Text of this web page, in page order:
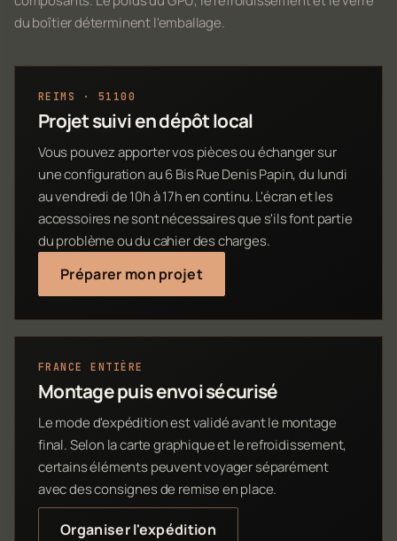
du boîtier déterminent l'emballage.
REIMS · 51100
Projet suivi en dépôt local
Vous pouvez apporter vos pièces ou échanger sur
une configuration au 6 Bis Rue Denis Papin, du lundi
au vendredi de 10h à 17h en continu. L'écran et les
accessoires ne sont nécessaires que s'ils font partie
du problème ou du cahier des charges.
Préparer mon projet
FRANCE ENTIÈRE
Montage puis envoi sécurisé
Le mode d'expédition est validé avant le montage
final. Selon la carte graphique et le refroidissement,
certains éléments peuvent voyager séparément
avec des consignes de remise en place.
Organiser l'expédition